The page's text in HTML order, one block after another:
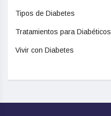
Tipos de Diabetes
Tratamientos para Diabéticos
Vivir con Diabetes